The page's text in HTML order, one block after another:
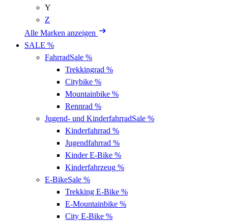
Y
Z
Alle Marken anzeigen
SALE %
FahrradSale %
Trekkingrad %
Citybike %
Mountainbike %
Rennrad %
Jugend- und KinderfahrradSale %
Kinderfahrrad %
Jugendfahrrad %
Kinder E-Bike %
Kinderfahrzeug %
E-BikeSale %
Trekking E-Bike %
E-Mountainbike %
City E-Bike %